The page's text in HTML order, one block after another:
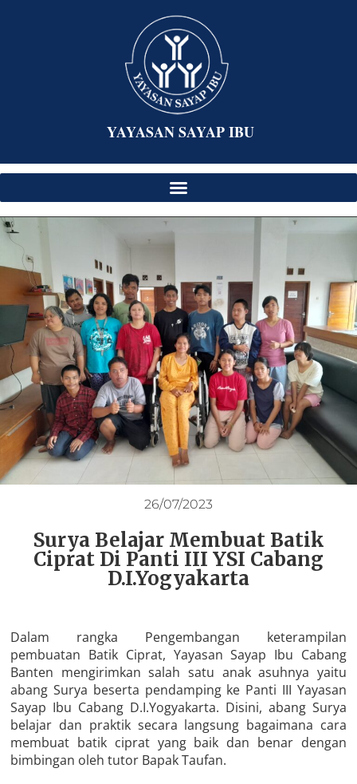
YAYASAN SAYAP IBU
26/07/2023
Surya Belajar Membuat Batik
Ciprat Di Panti III YSI Cabang
D.I.Yogyakarta
Dalam rangka Pengembangan keterampilan
pembuatan Batik Ciprat, Yayasan Sayap Ibu Cabang
Banten mengirimkan salah satu anak asuhnya yaitu
abang Surya beserta pendamping ke Panti III Yayasan
Sayap Ibu Cabang D.I.Yogyakarta. Disini, abang Surya
belajar dan praktik secara langsung bagaimana cara
membuat batik ciprat yang baik dan benar dengan
bimbingan oleh tutor Bapak Taufan.